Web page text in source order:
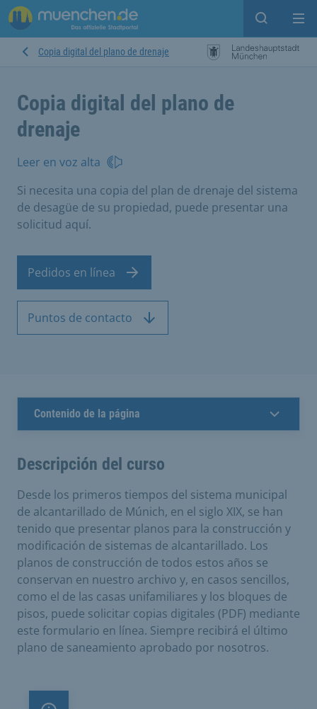
Open
Copia digital del plano de drenaje
Copia digital del plano de
drenaje
Leer en voz alta
Si necesita una copia del plan de drenaje del sistema
de desagüe de su propiedad, puede presentar una
solicitud aquí.
Pedidos en línea
Puntos de contacto
Contenido de la página
Descripción del curso
Desde los primeros tiempos del sistema municipal
de alcantarillado de Múnich, en el siglo XIX, se han
tenido que presentar planos para la construcción y
modificación de sistemas de alcantarillado. Los
planos de construcción de todos estos años se
conservan en nuestro archivo y, en casos sencillos,
como el de las casas unifamiliares y los bloques de
pisos, puede solicitar copias digitales (PDF) mediante
este formulario en línea. Siempre recibirá el último
plano de saneamiento aprobado por nosotros.